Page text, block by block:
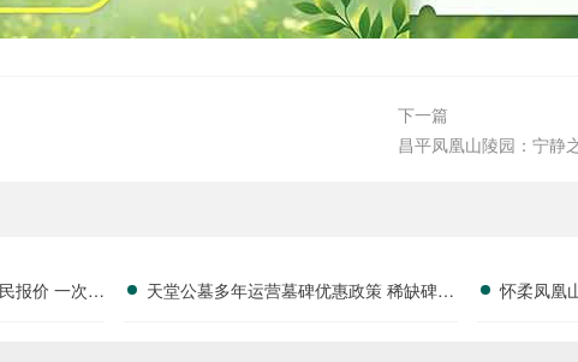
下一篇
昌平凤凰山陵园：宁静
报价 一次性
天堂公墓多年运营墓碑优惠政策 稀缺碑位
怀柔凤凰